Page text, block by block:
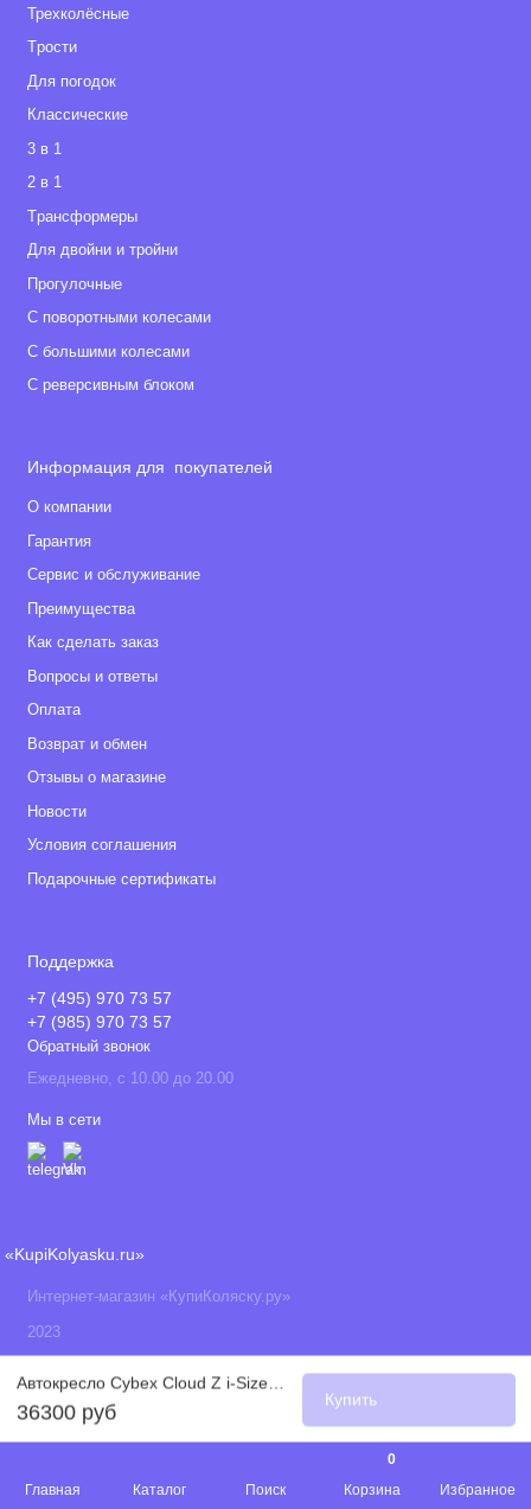
Главная Каталог Поиск Корзина
0
Избранное
36300 руб
Купить
Трехколёсные
Tрости
Для погодок
Классические
3 в 1
2 в 1
Tрансформеры
Для двойни и тройни
Прогулочные
С поворотными колесами
С большими колесами
С реверсивным блоком
Информация для покупателей
О компании
Гарантия
Сервис и обслуживание
Преимущества
Как сделать заказ
Вопросы и ответы
Оплата
Возврат и обмен
Отзывы о магазине
Новости
Условия соглашения
Подарочные сертификаты
Поддержка
+7 (495) 970 73 57
+7 (985) 970 73 57
Обратный звонок
Ежедневно, с 10.00 до 20.00
Мы в сети
«KupiKolyasku.ru»
Интернет-магазин «КупиКоляску.ру»
2023